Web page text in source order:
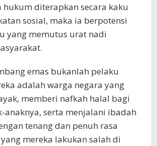
hukum diterapkan secara kaku
sosial, maka ia berpotensi
yang memutus urat nadi
emas bukanlah pelaku
adalah warga negara yang
memberi nafkah halal bagi
anaknya, serta menjalani ibadah
tenang dan penuh rasa
mereka lakukan salah di